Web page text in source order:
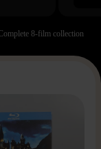
8-film collection